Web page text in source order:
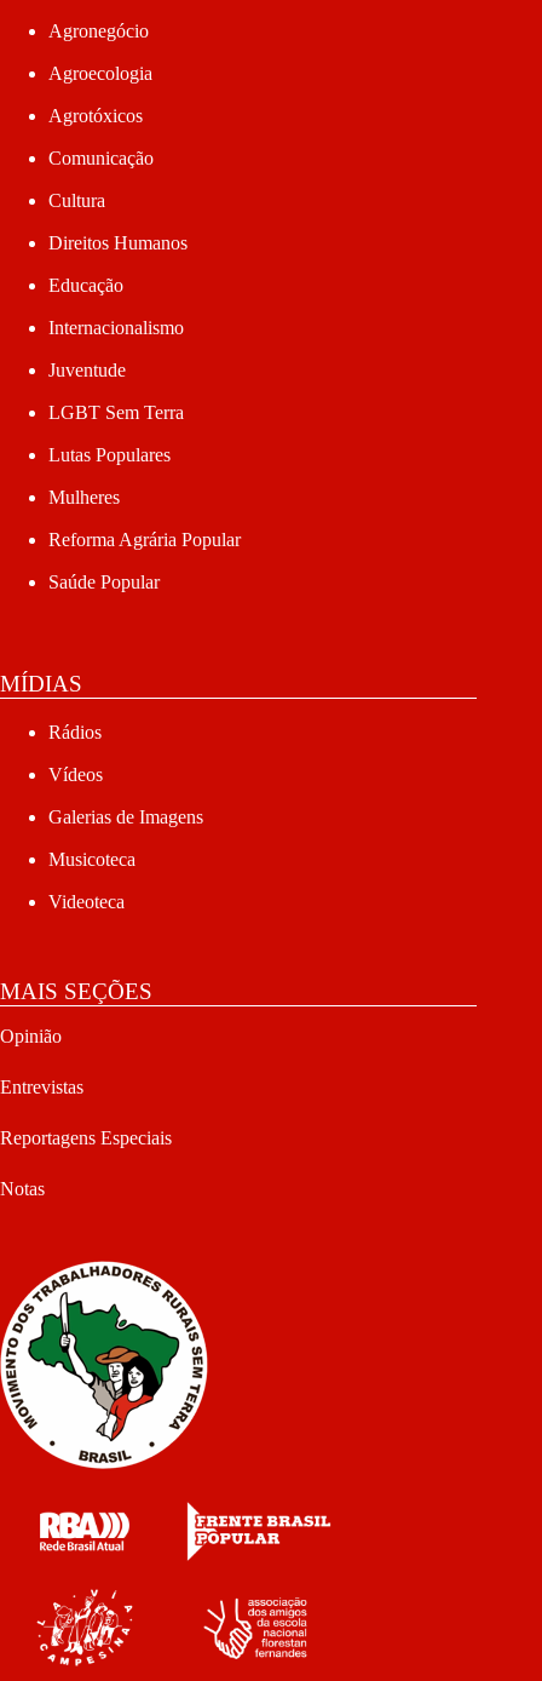
Agronegócio
Agroecologia
Agrotóxicos
Comunicação
Cultura
Direitos Humanos
Educação
Internacionalismo
Juventude
LGBT Sem Terra
Lutas Populares
Mulheres
Reforma Agrária Popular
Saúde Popular
MÍDIAS
Rádios
Vídeos
Galerias de Imagens
Musicoteca
Videoteca
MAIS SEÇÕES
Opinião
Entrevistas
Reportagens Especiais
Notas